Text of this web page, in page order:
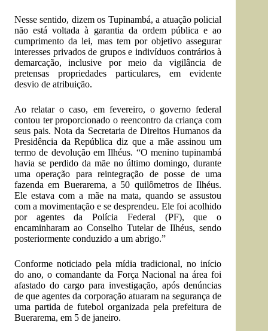
Nesse sentido, dizem os Tupinambá, a atuação policial
não está voltada à garantia da ordem pública e ao
cumprimento da lei, mas tem por objetivo assegurar
interesses privados de grupos e indivíduos contrários à
demarcação, inclusive por meio da vigilância de
pretensas propriedades particulares, em evidente
desvio de atribuição.
Ao relatar o caso, em fevereiro, o governo federal
contou ter proporcionado o reencontro da criança com
seus pais. Nota da Secretaria de Direitos Humanos da
Presidência da República diz que a mãe assinou um
termo de devolução em Ilhéus. “O menino tupinambá
havia se perdido da mãe no último domingo, durante
uma operação para reintegração de posse de uma
fazenda em Buerarema, a 50 quilômetros de Ilhéus.
Ele estava com a mãe na mata, quando se assustou
com a movimentação e se desprendeu. Ele foi acolhido
por agentes da Polícia Federal (PF), que o
encaminharam ao Conselho Tutelar de Ilhéus, sendo
posteriormente conduzido a um abrigo.”
Conforme noticiado pela mídia tradicional, no início
do ano, o comandante da Força Nacional na área foi
afastado do cargo para investigação, após denúncias
de que agentes da corporação atuaram na segurança de
uma partida de futebol organizada pela prefeitura de
Buerarema, em 5 de janeiro.